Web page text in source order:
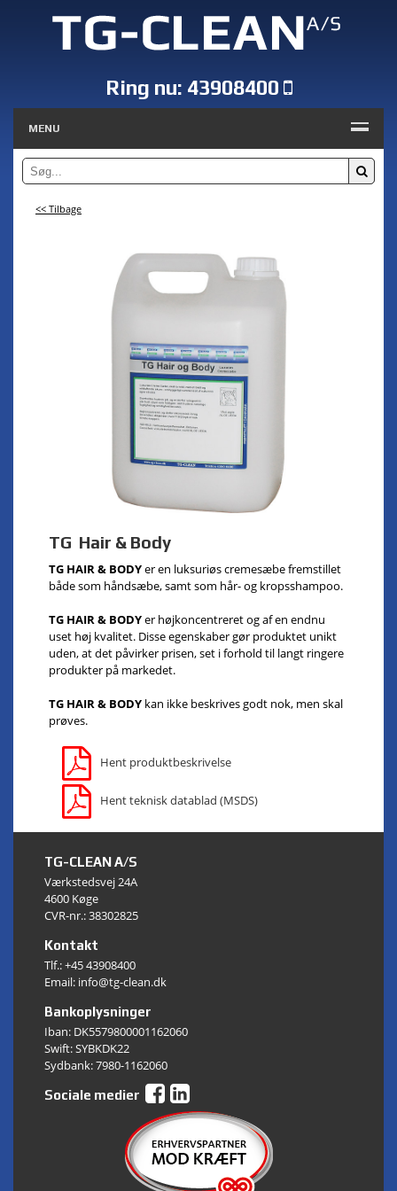
Ring nu: 43908400
MENU
<< Tilbage
TG Hair & Body
TG HAIR & BODYer en luksuriøs cremesæbe fremstillet
både som håndsæbe, samt som hår- og kropsshampoo.
TG HAIR & BODYer højkoncentreret og af en endnu
uset høj kvalitet. Disse egenskaber gør produktet unikt
uden, at det påvirker prisen, set i forhold til langt ringere
produkter på markedet.
TG HAIR & BODY kan ikke beskrives godt nok, men skal
prøves.
Hent produktbeskrivelse
Hent teknisk datablad (MSDS)
TG-CLEAN A/S
Værkstedsvej 24A
4600 Køge
CVR-nr.: 38302825
Kontakt
Tlf.:+45 43908400
Email: info@tg-clean.dk
Bankoplysninger
Iban: DK5579800001162060
Swift: SYBKDK22
Sydbank: 7980-1162060
Sociale medier